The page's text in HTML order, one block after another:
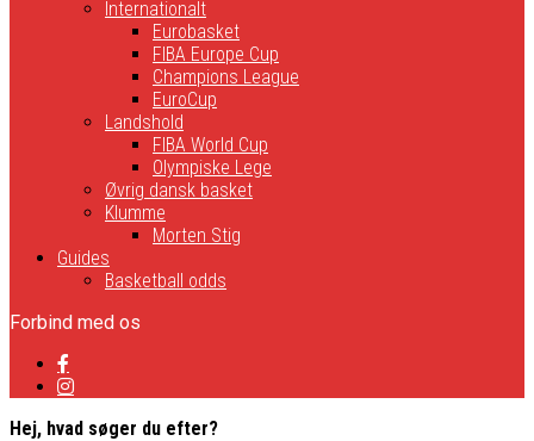
Internationalt
Eurobasket
FIBA Europe Cup
Champions League
EuroCup
Landshold
FIBA World Cup
Olympiske Lege
Øvrig dansk basket
Klumme
Morten Stig
Guides
Basketball odds
Forbind med os
Hej, hvad søger du efter?